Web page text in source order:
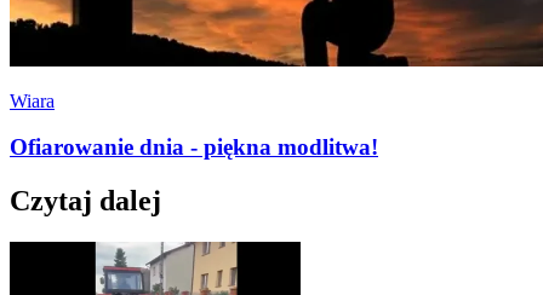
Wiara
Ofiarowanie dnia - piękna modlitwa!
Czytaj dalej